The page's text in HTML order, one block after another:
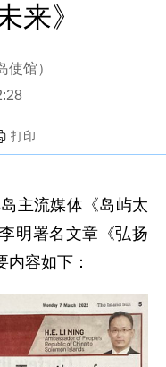
来》
使馆）
打印
主流媒体《岛屿太
明署名文章《弘扬
容如下：